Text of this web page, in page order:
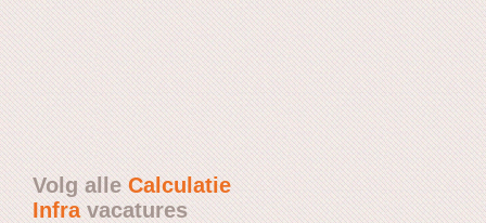
Volg alleCalculatie
Infravacatures